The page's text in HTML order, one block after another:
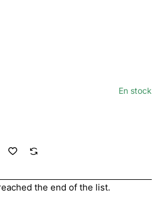
En stock
the end of the list.